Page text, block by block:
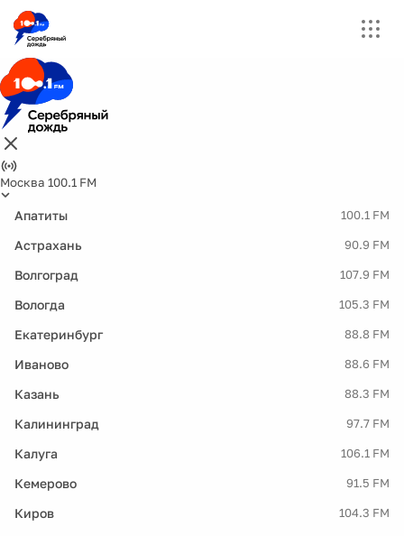
Москва 100.1 FM
Апатиты 100.1 FM
Астрахань 90.9 FM
Волгоград 107.9 FM
Вологда 105.3 FM
Екатеринбург 88.8 FM
Иваново 88.6 FM
Казань 88.3 FM
Калининград 97.7 FM
Калуга 106.1 FM
Кемерово 91.5 FM
Киров 104.3 FM